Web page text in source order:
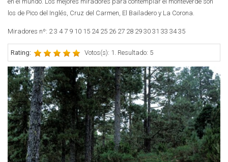
los de Pico del Inglés, Cruz del Carmen, El Bailadero y La Corona.
Miradores nº: 2 3 4 7 9 10 15 24 25 26 27 28 29 30 31 33 34 35
Rating: Votos(s): 1. Resultado: 5